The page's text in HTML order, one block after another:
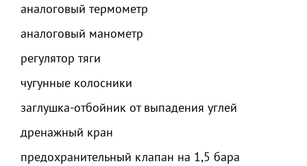
аналоговый термометр
аналоговый манометр
регулятор тяги
чугунные колосники
заглушка-отбойник от выпадения углей
дренажный кран
предохранительный клапан на 1,5 бара